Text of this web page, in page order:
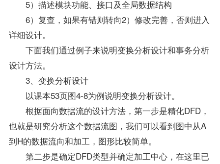
5）描述模块功能、接口及全局数据结构
6）复查，如果有错则转向2）修改完善，否则进入
详细设计。
下面我们通过例子来说明变换分析设计和事务分析
设计方法。
3、变换分析设计
以课本53页图4-8为例说明变换分析设计。
根据面向数据流的设计方法，第一步是精化DFD，
也就是研究分析这个数据流图，我们可以看到图中从A
到H的数据流向和加工，图形比较简单。
第二步是确定DFD类型并确定加工中心，在这里已